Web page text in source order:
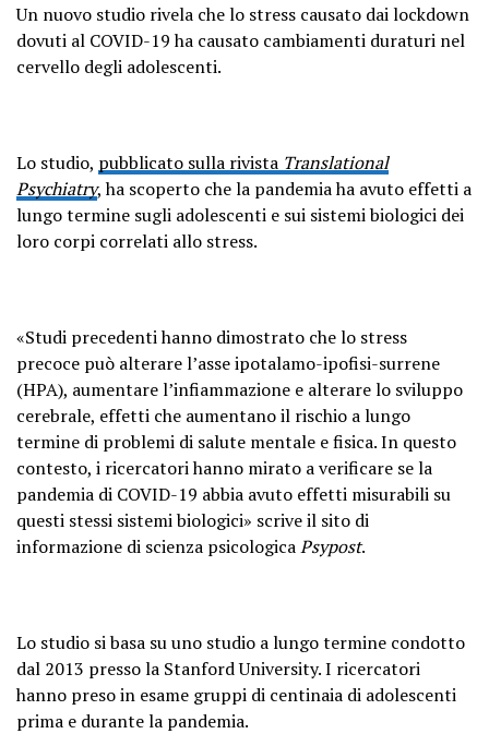
Un nuovo studio rivela che lo stress causato dai lockdown
dovuti al COVID-19 ha causato cambiamenti duraturi nel
cervello degli adolescenti.
Lo studio, pubblicato sulla rivista Translational
Psychiatry, ha scoperto che la pandemia ha avuto effetti a
lungo termine sugli adolescenti e sui sistemi biologici dei
loro corpi correlati allo stress.
«Studi precedenti hanno dimostrato che lo stress
precoce può alterare l’asse ipotalamo-ipofisi-surrene
(HPA), aumentare l’infiammazione e alterare lo sviluppo
cerebrale, effetti che aumentano il rischio a lungo
termine di problemi di salute mentale e fisica. In questo
contesto, i ricercatori hanno mirato a verificare se la
pandemia di COVID-19 abbia avuto effetti misurabili su
questi stessi sistemi biologici» scrive il sito di
informazione di scienza psicologicaPsypost.
Lo studio si basa su uno studio a lungo termine condotto
dal 2013 presso la Stanford University. I ricercatori
hanno preso in esame gruppi di centinaia di adolescenti
prima e durante la pandemia.